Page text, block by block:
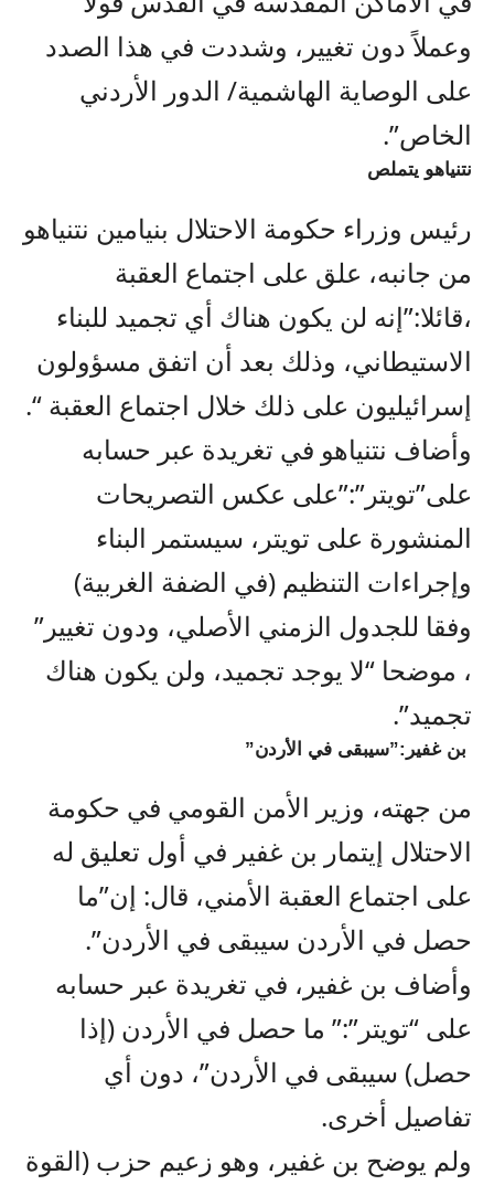
وعملاً دون تغيير، وشددت في هذا الصدد
على الوصاية الهاشمية/ الدور الأردني
الخاص”.
نتنياهو يتملص
رئيس وزراء حكومة الاحتلال بنيامين نتنياهو
من جانبه، علق على اجتماع العقبة
،قائلا:”إنه لن يكون هناك أي تجميد للبناء
الاستيطاني، وذلك بعد أن اتفق مسؤولون
إسرائيليون على ذلك خلال اجتماع العقبة “.
وأضاف نتنياهو في تغريدة عبر حسابه
على”تويتر”:”على عكس التصريحات
المنشورة على تويتر، سيستمر البناء
وإجراءات التنظيم (في الضفة الغربية)
وفقا للجدول الزمني الأصلي، ودون تغيير”
، موضحا “لا يوجد تجميد، ولن يكون هناك
تجميد”.
بن غفير:”سيبقى في الأردن”
من جهته، وزير الأمن القومي في حكومة
الاحتلال إيتمار بن غفير في أول تعليق له
على اجتماع العقبة الأمني، قال: إن”ما
حصل في الأردن سيبقى في الأردن”.
وأضاف بن غفير، في تغريدة عبر حسابه
على “تويتر”:” ما حصل في الأردن (إذا
حصل) سيبقى في الأردن”، دون أي
تفاصيل أخرى.
ولم يوضح بن غفير، وهو زعيم حزب (القوة